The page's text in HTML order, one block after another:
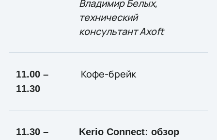
Владимир Белых,
технический
консультантAxoft
11.00 –
11.30
Кофе-брейк
11.30 –
Kerio Connect: обзор